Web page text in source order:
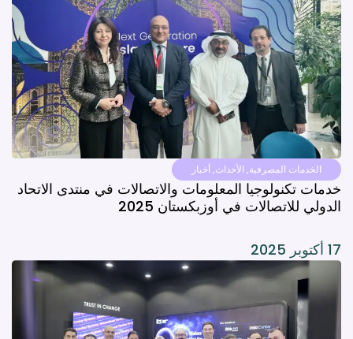
الخدمات المصرفية, الأحداث, أخبار
خدمات تكنولوجيا المعلومات والاتصالات في منتدى الاتحاد
الدولي للاتصالات في أوزبكستان 2025
17 أكتوبر 2025